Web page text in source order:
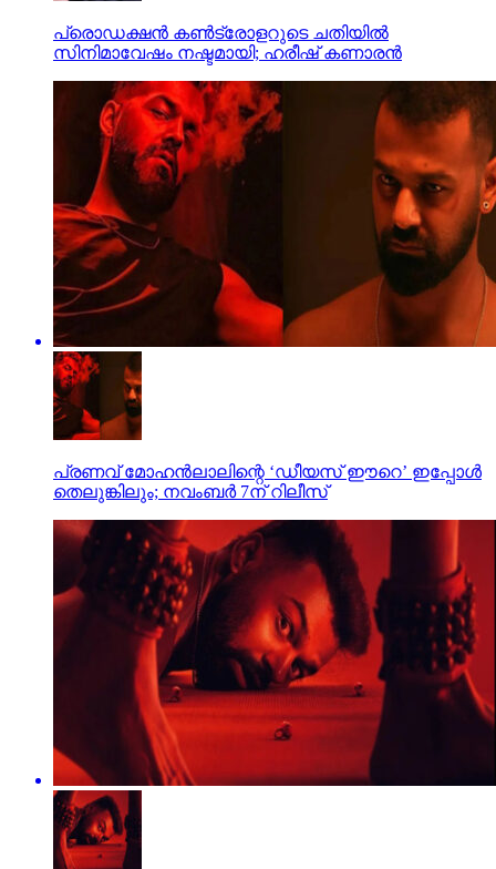
പ്രൊഡക്ഷന്‍ കണ്‍ട്രോളറുടെ ചതിയില്‍
സിനിമാവേഷം നഷ്ടമായി; ഹരീഷ് കണാരന്‍
പ്രണവ് മോഹന്‍ലാലിന്റെ ‘ഡീയസ് ഈറെ’ ഇപ്പോള്‍
തെലുങ്കിലും; നവംബര്‍ 7ന് റിലീസ്